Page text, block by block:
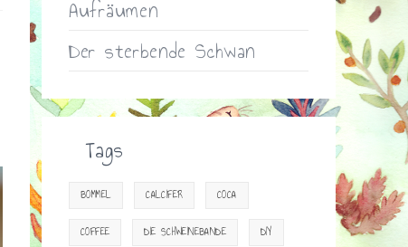
Aufräumen
Der sterbende Schwan
Tags
BOMMEL CALCIFER COCA
COFFEE DIE SCHWEINEBANDE DIY